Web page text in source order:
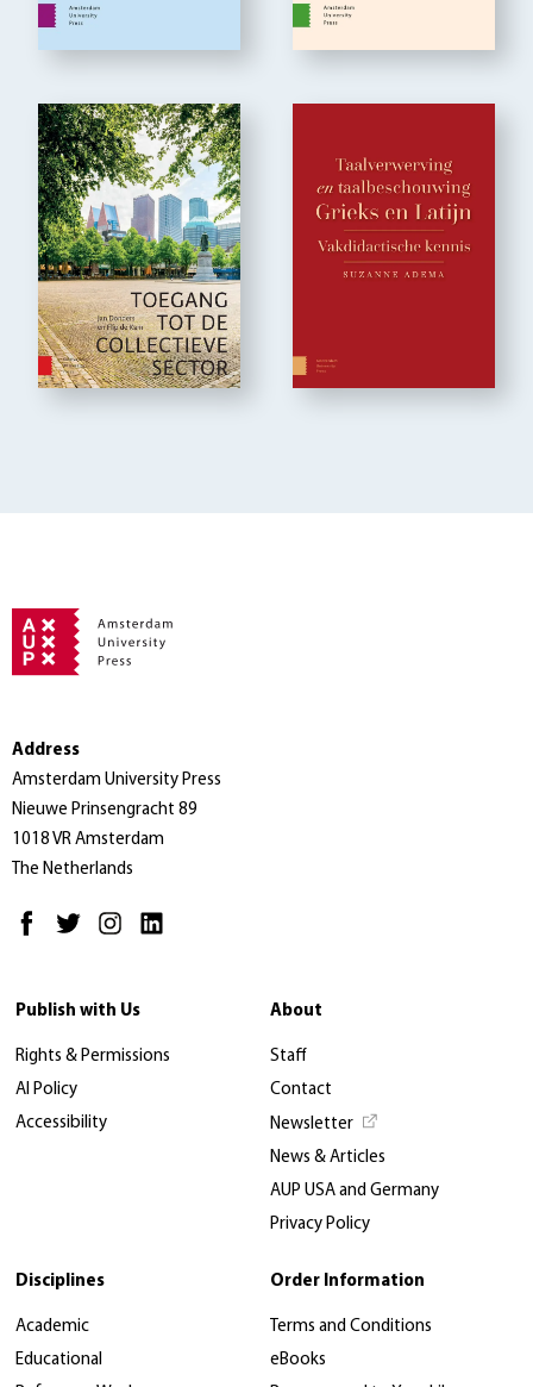
Address
Amsterdam University Press
Nieuwe Prinsengracht 89
1018 VR Amsterdam
The Netherlands
Publish with Us
Rights & Permissions
AI Policy
Accessibility
About
Staff
Contact
Newsletter
News & Articles
AUP USA and Germany
Privacy Policy
Disciplines
Academic
Educational
Order Information
Terms and Conditions
eBooks